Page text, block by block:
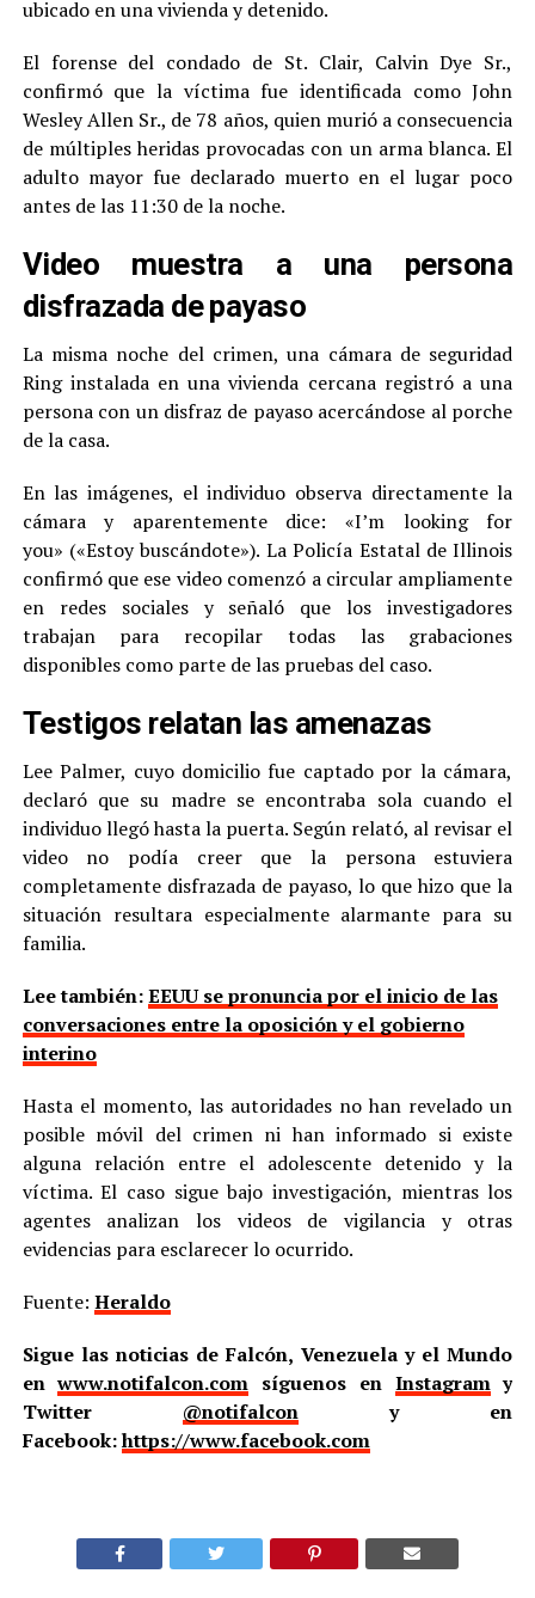
ubicado en una vivienda y detenido.
El forense del condado de St. Clair, Calvin Dye Sr.,
confirmó que la víctima fue identificada como John
Wesley Allen Sr., de 78 años, quien murió a consecuencia
de múltiples heridas provocadas con un arma blanca. El
adulto mayor fue declarado muerto en el lugar poco
antes de las 11:30 de la noche.
Video muestra a una persona
disfrazada de payaso
La misma noche del crimen, una cámara de seguridad
Ring instalada en una vivienda cercana registró a una
persona con un disfraz de payaso acercándose al porche
de la casa.
En las imágenes, el individuo observa directamente la
cámara y aparentemente dice: «I’m looking for
you» («Estoy buscándote»). La Policía Estatal de Illinois
confirmó que ese video comenzó a circular ampliamente
en redes sociales y señaló que los investigadores
trabajan para recopilar todas las grabaciones
disponibles como parte de las pruebas del caso.
Testigos relatan las amenazas
Lee Palmer, cuyo domicilio fue captado por la cámara,
declaró que su madre se encontraba sola cuando el
individuo llegó hasta la puerta. Según relató, al revisar el
video no podía creer que la persona estuviera
completamente disfrazada de payaso, lo que hizo que la
situación resultara especialmente alarmante para su
familia.
Lee también:EEUU se pronuncia por el inicio de las
conversaciones entre la oposición y el gobierno
interino
Hasta el momento, las autoridades no han revelado un
posible móvil del crimen ni han informado si existe
alguna relación entre el adolescente detenido y la
víctima. El caso sigue bajo investigación, mientras los
agentes analizan los videos de vigilancia y otras
evidencias para esclarecer lo ocurrido.
Fuente: Heraldo
Sigue las noticias de Falcón, Venezuela y el Mundo
enwww.notifalcon.com síguenos en Instagramy
Twitter @notifalcony en
Facebook:https://www.facebook.com